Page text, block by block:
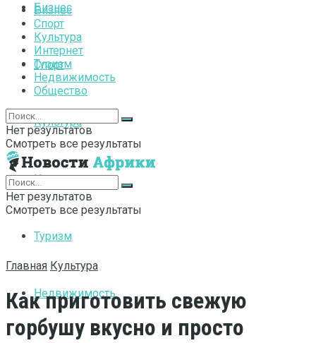
Бизнес
Спорт
Культура
Интернет
Туризм
Недвижимость
Бизнес
Спорт
Культура
Интернет
Туризм
Недвижимость
Общество
Нет результатов
Смотреть все результаты
Нет результатов
Смотреть все результаты
Главная Культура
Как приготовить свежую
горбушу вкусно и просто